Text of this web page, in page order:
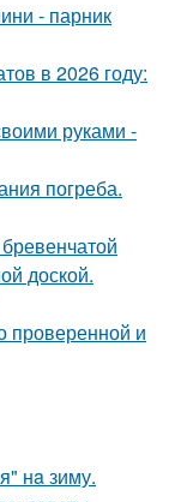
- парник
в 2026 году:
руками -
погреба.
доской.
проверенной и
нa зиму.